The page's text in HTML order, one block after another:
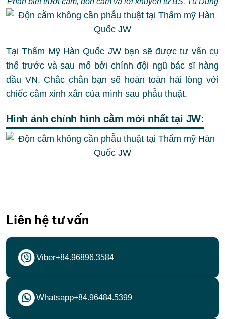
Tại Thẩm Mỹ Hàn Quốc JW bạn sẽ được tư vấn cụ
thể trước và sau mổ bởi chính đội ngũ bác sĩ hàng
đầu VN. Chắc chắn bạn sẽ hoàn toàn hài lòng với
chiếc cằm xinh xắn của mình sau phẫu thuật.
Hình ảnh chỉnh hình cằm mới nhất tại JW:
Liên hệ tư vấn
Viber+84.96896.3584
Whatsapp+84.96484.5399